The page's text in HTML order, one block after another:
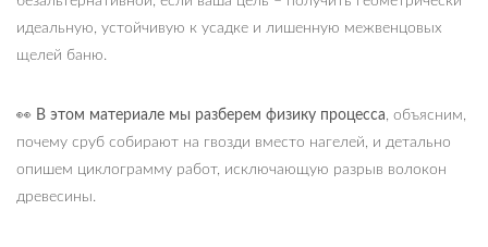
идеальную, устойчивую к усадке и лишенную межвенцовых
щелей баню.
👀 В этом материале мы разберем физику процесса, объясним,
почему сруб собирают на гвозди вместо нагелей, и детально
опишем циклограмму работ, исключающую разрыв волокон
древесины.